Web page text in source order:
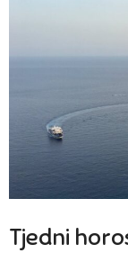
Tjedni